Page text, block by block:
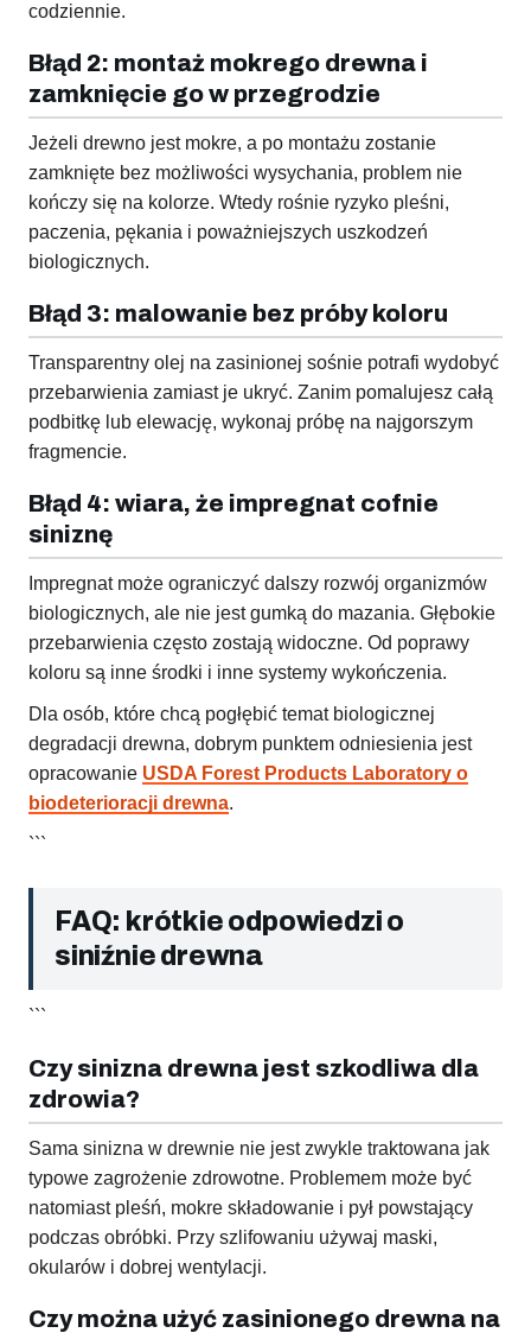
codziennie.
Błąd 2: montaż mokrego drewna i
zamknięcie go w przegrodzie
Jeżeli drewno jest mokre, a po montażu zostanie
zamknięte bez możliwości wysychania, problem nie
kończy się na kolorze. Wtedy rośnie ryzyko pleśni,
paczenia, pękania i poważniejszych uszkodzeń
biologicznych.
Błąd 3: malowanie bez próby koloru
Transparentny olej na zasinionej sośnie potrafi wydobyć
przebarwienia zamiast je ukryć. Zanim pomalujesz całą
podbitkę lub elewację, wykonaj próbę na najgorszym
fragmencie.
Błąd 4: wiara, że impregnat cofnie
siniznę
Impregnat może ograniczyć dalszy rozwój organizmów
biologicznych, ale nie jest gumką do mazania. Głębokie
przebarwienia często zostają widoczne. Od poprawy
koloru są inne środki i inne systemy wykończenia.
Dla osób, które chcą pogłębić temat biologicznej
degradacji drewna, dobrym punktem odniesienia jest
opracowanie USDA Forest Products Laboratory o
biodeterioracji drewna.
```
FAQ: krótkie odpowiedzi o
siniźnie drewna
```
Czy sinizna drewna jest szkodliwa dla
zdrowia?
Sama sinizna w drewnie nie jest zwykle traktowana jak
typowe zagrożenie zdrowotne. Problemem może być
natomiast pleśń, mokre składowanie i pył powstający
podczas obróbki. Przy szlifowaniu używaj maski,
okularów i dobrej wentylacji.
Czy można użyć zasinionego drewna na